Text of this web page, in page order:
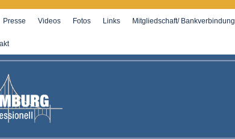
Presse Videos Fotos Links Mitgliedschaft/ Bankverbindung